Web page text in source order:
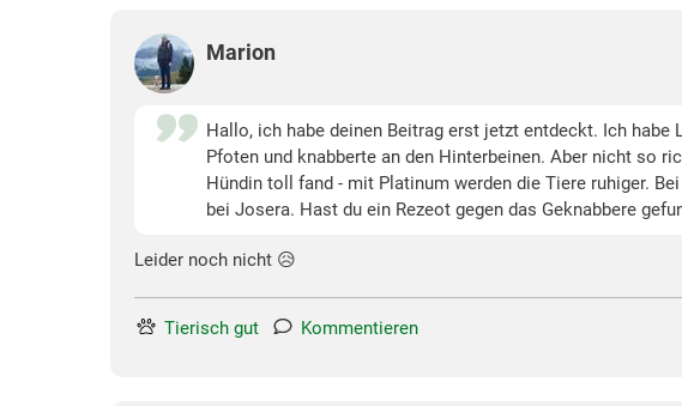
Marion
Hallo, ich habe deinen Beitrag erst jetzt entdeckt. Ich habe
Pfoten und knabberte an den Hinterbeinen. Aber nicht so
Hündin toll fand - mit Platinum werden die Tiere ruhiger.
bei Josera. Hast du ein Rezeot gegen das Geknabbere
Leider noch nicht 😥
Tierisch gut Kommentieren